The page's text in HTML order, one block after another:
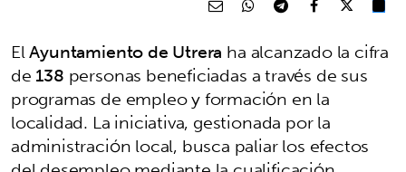
ElAyuntamiento de Utrera ha alcanzado la cifra
de138 personas beneficiadas a través de sus
programas de empleo y formación en la
localidad. La iniciativa, gestionada por la
administración local, busca paliar los efectos